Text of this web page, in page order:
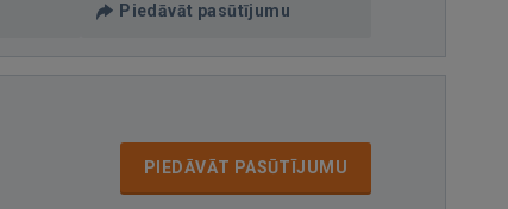
Piedāvāt pasūtījumu
PIEDĀVĀT PASŪTĪJUMU